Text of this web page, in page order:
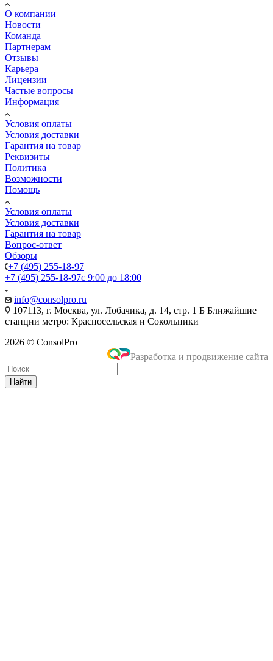
О компании
Новости
Команда
Партнерам
Отзывы
Карьера
Лицензии
Частые вопросы
Информация
Условия оплаты
Условия доставки
Гарантия на товар
Реквизиты
Политика
Возможности
Помощь
Условия оплаты
Условия доставки
Гарантия на товар
Вопрос-ответ
Обзоры
+7 (495) 255-18-97
+7 (495) 255-18-97с 9:00 до 18:00
info@consolpro.ru
107113, г. Москва, ул. Лобачика, д. 14, стр. 1 Б Ближайшие
станции метро: Красносельская и Сокольники
2026 © ConsolPro
Разработка и продвижение сайта
Найти